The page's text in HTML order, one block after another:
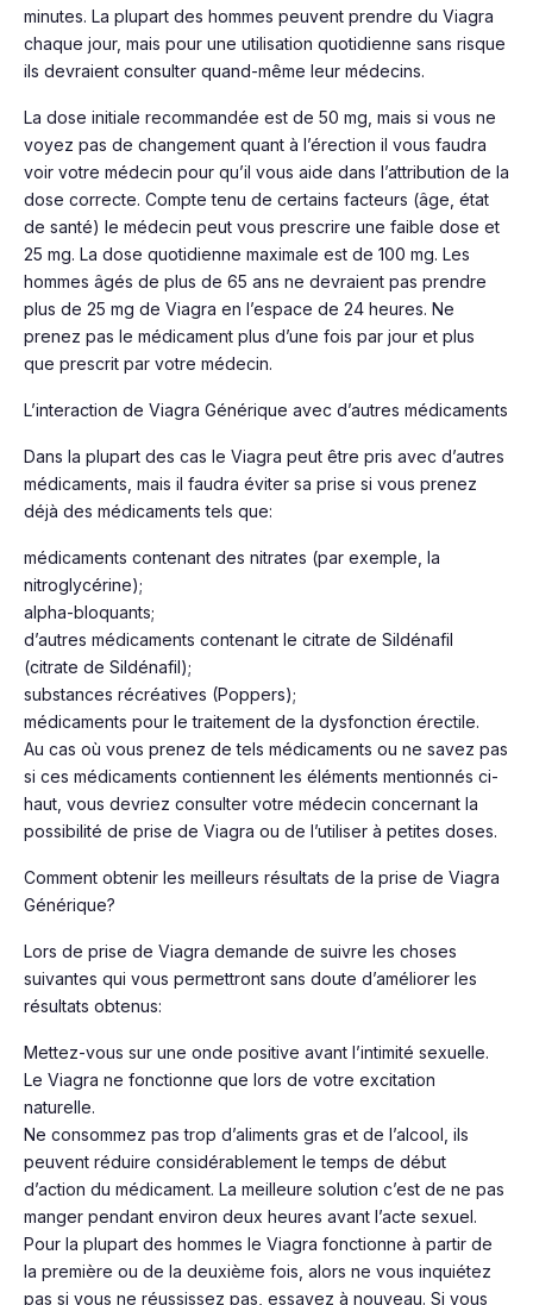
minutes. La plupart des hommes peuvent prendre du Viagra
chaque jour, mais pour une utilisation quotidienne sans risque
ils devraient consulter quand-même leur médecins.
La dose initiale recommandée est de 50 mg, mais si vous ne
voyez pas de changement quant à l’érection il vous faudra
voir votre médecin pour qu’il vous aide dans l’attribution de la
dose correcte. Compte tenu de certains facteurs (âge, état
de santé) le médecin peut vous prescrire une faible dose et
25 mg. La dose quotidienne maximale est de 100 mg. Les
hommes âgés de plus de 65 ans ne devraient pas prendre
plus de 25 mg de Viagra en l’espace de 24 heures. Ne
prenez pas le médicament plus d’une fois par jour et plus
que prescrit par votre médecin.
L’interaction de Viagra Générique avec d’autres médicaments
Dans la plupart des cas le Viagra peut être pris avec d’autres
médicaments, mais il faudra éviter sa prise si vous prenez
déjà des médicaments tels que:
médicaments contenant des nitrates (par exemple, la
nitroglycérine);
alpha-bloquants;
d’autres médicaments contenant le citrate de Sildénafil
(citrate de Sildénafil);
substances récréatives (Poppers);
médicaments pour le traitement de la dysfonction érectile.
Au cas où vous prenez de tels médicaments ou ne savez pas
si ces médicaments contiennent les éléments mentionnés ci-
haut, vous devriez consulter votre médecin concernant la
possibilité de prise de Viagra ou de l’utiliser à petites doses.
Comment obtenir les meilleurs résultats de la prise de Viagra
Générique?
Lors de prise de Viagra demande de suivre les choses
suivantes qui vous permettront sans doute d’améliorer les
résultats obtenus:
Mettez-vous sur une onde positive avant l’intimité sexuelle.
Le Viagra ne fonctionne que lors de votre excitation
naturelle.
Ne consommez pas trop d’aliments gras et de l’alcool, ils
peuvent réduire considérablement le temps de début
d’action du médicament. La meilleure solution c’est de ne pas
manger pendant environ deux heures avant l’acte sexuel.
Pour la plupart des hommes le Viagra fonctionne à partir de
la première ou de la deuxième fois, alors ne vous inquiétez
pas si vous ne réussissez pas, essayez à nouveau. Si vous